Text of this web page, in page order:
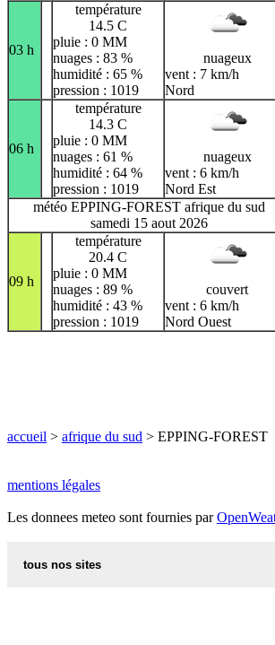
03 h
température
14.5 C
pluie : 0 MM
nuages : 83 %
humidité : 65 %
pression : 1019
nuageux
vent : 7 km/h
Nord
06 h
température
14.3 C
pluie : 0 MM
nuages : 61 %
humidité : 64 %
pression : 1019
nuageux
vent : 6 km/h
Nord Est
météo EPPING-FOREST afrique du sud
samedi 15 aout 2026
09 h
température
20.4 C
pluie : 0 MM
nuages : 89 %
humidité : 43 %
pression : 1019
couvert
vent : 6 km/h
Nord Ouest
accueil > afrique du sud > EPPING-FOREST
mentions légales
Les donnees meteo sont fournies par
tous nos sites